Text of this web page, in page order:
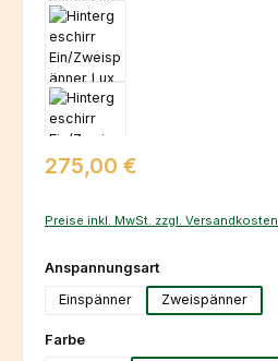
Regulärer Preis:
275,00 €
Preise inkl. MwSt. zzgl. Versandkosten
Anspannungsartauswählen
Einspänner
Zweispänner
Farbeauswählen